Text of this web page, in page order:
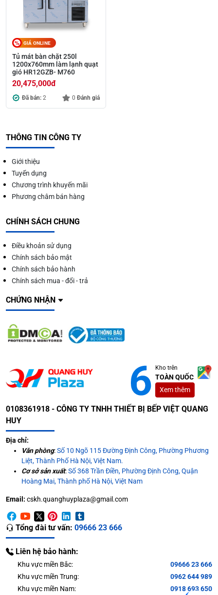
GIÁ ONLINE
Tủ mát bàn chặt 250l
1200x760mm làm lạnh quạt
gió HR12GZB- M760
20,475,000đ
Đã bán: 2 0 Đánh giá
THÔNG TIN CÔNG TY
Giới thiệu
Tuyển dụng
Chương trình khuyến mãi
Phương châm bán hàng
CHÍNH SÁCH CHUNG
Điều khoản sử dụng
Chính sách bảo mật
Chính sách bảo hành
Chính sách mua - đổi - trả
CHỨNG NHẬN
Kho trên
TOÀN QUỐC
Xem thêm
0108361918 - CÔNG TY TNHH THIẾT BỊ BẾP VIỆT QUANG
HUY
Địa chỉ:
Văn phòng:Số 10 Ngõ 115 Đường Định Công, Phường Phương
Liệt, Thành Phố Hà Nội, Việt Nam.
Cơ sở sản xuất:Số 368 Trần Điền, Phường Định Công, Quận
Hoàng Mai, Thành phố Hà Nội, Việt Nam
Email: cskh.quanghuyplaza@gmail.com
Tổng đài tư vấn: 09666 23 666
Liên hệ bảo hành:
Khu vực miền Bắc:
09666 23 666
Khu vực miền Trung:
0962 644 989
Khu vực miền Nam:
0918 693 650